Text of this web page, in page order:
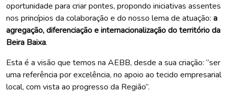
oportunidade para criar pontes, propondo iniciativas assentes
nos princípios da colaboração e do nosso lema de atuação: a
agregação, diferenciação e internacionalização do território da
Beira Baixa.
Esta é a visão que temos na AEBB, desde a sua criação: “ser
uma referência por excelência, no apoio ao tecido empresarial
local, com vista ao progresso da Região”.